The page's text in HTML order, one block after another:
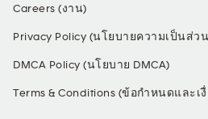
Careers (งาน)
Privacy Policy (นโยบายความเป็นส่ว
DMCA Policy (นโยบาย DMCA)
Terms & Conditions (ข้อกำหนดและเ